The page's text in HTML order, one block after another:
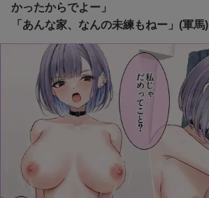
かったからでよー」
「あんな家、なんの未練もねー」(軍馬)